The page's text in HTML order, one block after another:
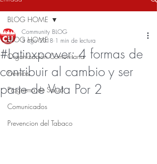
BLOG HOME
Organización Comunitaria
Premios
Programa de Salud
Comunicados
Prevencion del Tabaco
BLOG HOME
#Latinxpower: 4 formas de
contribuir al cambio y ser
parte de Vota Por 2
Community BLOG
3 ago 2018 1 min de lectura